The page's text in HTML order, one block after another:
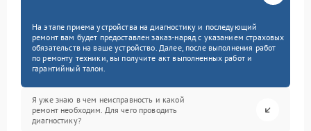
На этапе приема устройства на диагностику и последующий
ремонт вам будет предоставлен заказ-наряд с указанием страховых
обязательств на ваше устройство. Далее, после выполнения работ
по ремонту техники, вы получите акт выполненных работ и
гарантийный талон.
Я уже знаю в чем неисправность и какой
ремонт необходим. Для чего проводить
диагностику?